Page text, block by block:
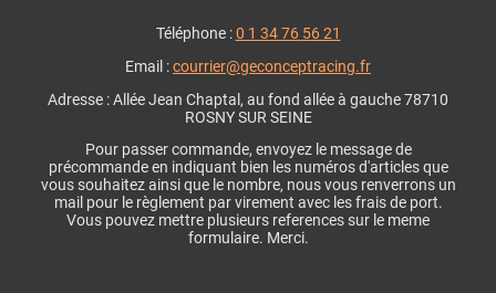
Téléphone :0 1 34 76 56 21
Email :courrier@geconceptracing.fr
Adresse : Allée Jean Chaptal, au fond allée à gauche 78710
ROSNY SUR SEINE
Pour passer commande, envoyez le message de
précommande en indiquant bien les numéros d'articles que
vous souhaitez ainsi que le nombre, nous vous renverrons un
mail pour le règlement par virement avec les frais de port.
Vous pouvez mettre plusieurs references sur le meme
formulaire. Merci.